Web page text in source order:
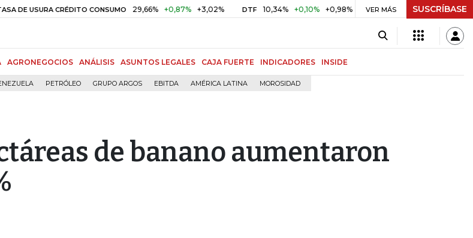
CRÉDITO CONSUMO 29,66% +0,87% +3,02% DTF 10,34% +0,10% +0,98% UVR $ 416,86 +$ 0,05 +0,01%
VER MÁS SUSCRÍBASE
AGRONEGOCIOS ANÁLISIS ASUNTOS LEGALES CAJA FUERTE INDICADORES INSIDE
PETRÓLEO GRUPO ARGOS EBITDA AMÉRICA LATINA MOROSIDAD
de banano aumentaron